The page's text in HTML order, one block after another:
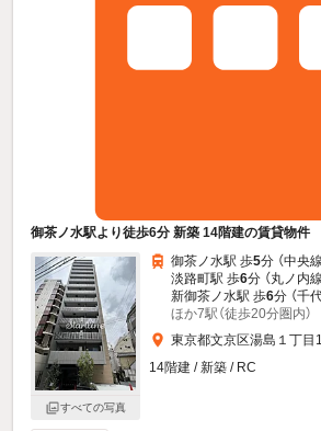
御茶ノ水駅より徒歩6分 新築 14階建の賃貸物件
すべての写真
御茶ノ水駅 歩5分 （中央線
淡路町駅 歩6分 （丸ノ内線
新御茶ノ水駅 歩6分 （千
ほか7駅（徒歩20分圏内）
東京都文京区湯島１丁目
14階建 / 新築 / RC